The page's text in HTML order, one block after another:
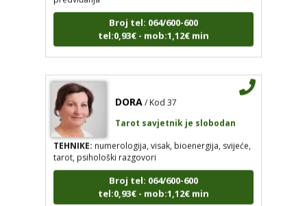
Broj tel: 064/600-600
tel:0,93€ - mob:1,12€ min
TEHNIKE:numerologija, visak, bioenergija, svijeće,
tarot, psihološki razgovori
Broj tel: 064/600-600
tel:0,93€ - mob:1,12€ min